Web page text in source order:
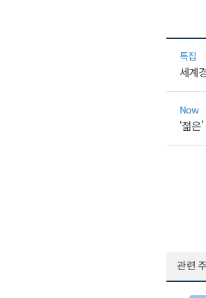
특집
세계
Now
‘젊
관련